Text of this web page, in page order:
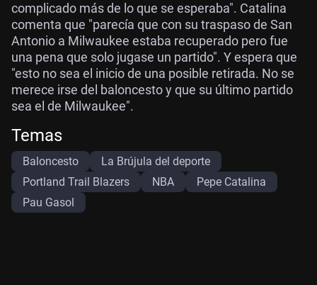
complicado más de lo que se esperaba". Catalina
comenta que "parecía que con su traspaso de San
Antonio a Milwaukee estaba recuperado pero fue
una pena que solo jugase un partido". Y espera que
"esto no sea el inicio de una posible retirada. No se
merece irse del baloncesto y que su último partido
sea el de Milwaukee".
Temas
Baloncesto
La Brújula del deporte
Portland Trail Blazers
NBA
Pepe Catalina
Pau Gasol